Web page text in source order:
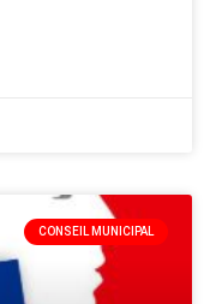
CONSEIL MUNICIPAL